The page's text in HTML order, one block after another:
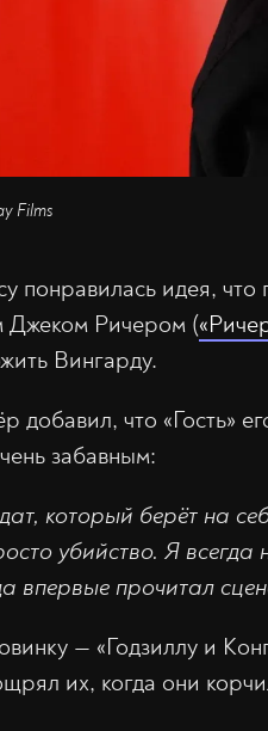
Films
понравилась идея,
Джеком Ричером (
Вингарду.
добавил, что «Гость»
забавным:
который берёт на
убийство. Я
впервые прочитал
— «Годзиллу и
их, когда они